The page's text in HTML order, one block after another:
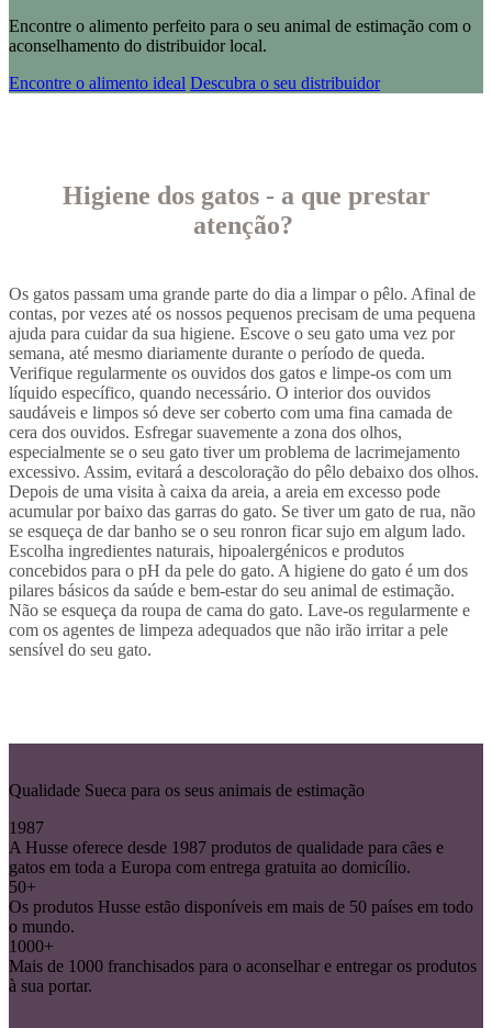
Encontre o alimento perfeito para o seu animal de estimação com o
aconselhamento do distribuidor local.
Encontre o alimento ideal Descubra o seu distribuidor
Higiene dos gatos - a que prestar
atenção?
Os gatos passam uma grande parte do dia a limpar o pêlo. Afinal de
contas, por vezes até os nossos pequenos precisam de uma pequena
ajuda para cuidar da sua higiene. Escove o seu gato uma vez por
semana, até mesmo diariamente durante o período de queda.
Verifique regularmente os ouvidos dos gatos e limpe-os com um
líquido específico, quando necessário. O interior dos ouvidos
saudáveis e limpos só deve ser coberto com uma fina camada de
cera dos ouvidos. Esfregar suavemente a zona dos olhos,
especialmente se o seu gato tiver um problema de lacrimejamento
excessivo. Assim, evitará a descoloração do pêlo debaixo dos olhos.
Depois de uma visita à caixa da areia, a areia em excesso pode
acumular por baixo das garras do gato. Se tiver um gato de rua, não
se esqueça de dar banho se o seu ronron ficar sujo em algum lado.
Escolha ingredientes naturais, hipoalergénicos e produtos
concebidos para o pH da pele do gato. A higiene do gato é um dos
pilares básicos da saúde e bem-estar do seu animal de estimação.
Não se esqueça da roupa de cama do gato. Lave-os regularmente e
com os agentes de limpeza adequados que não irão irritar a pele
sensível do seu gato.
Qualidade Sueca para os seus animais de estimação
1987
A Husse oferece desde 1987 produtos de qualidade para cães e
gatos em toda a Europa com entrega gratuita ao domicílio.
50+
Os produtos Husse estão disponíveis em mais de 50 países em todo
o mundo.
1000+
Mais de 1000 franchisados para o aconselhar e entregar os produtos
à sua portar.